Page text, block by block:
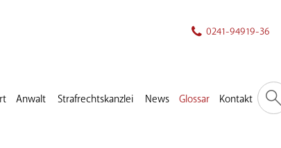
0241-94919-36
Anwalt Strafrechtskanzlei News Glossar Kontakt